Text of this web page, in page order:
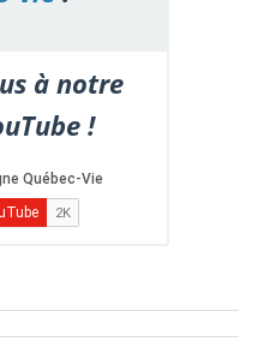
à notre
!